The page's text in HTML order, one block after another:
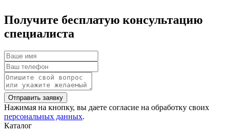
Получите бесплатую консультацию
специалиста
Нажимая на кнопку, вы даете согласие на обработку своих
персональных данных.
Каталог